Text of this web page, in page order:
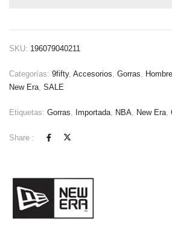
SKU: 196079040211
Categorías: 9fifty, Accesorios, Gorras, Hombre
New Era, SALE
Etiquetas: Gorras, Importada, NBA, New Era,
Share :